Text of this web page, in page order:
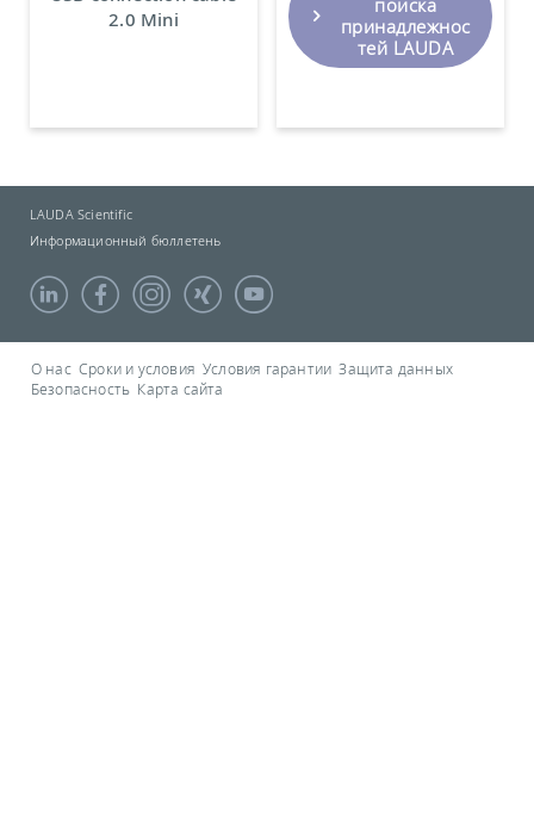
2.0 Mini
поиска
принадлежнос
тей LAUDA
LAUDA Scientific
Информационный бюллетень
О нас Сроки и условия Условия гарантии Защита данных
Безопасность Карта сайта